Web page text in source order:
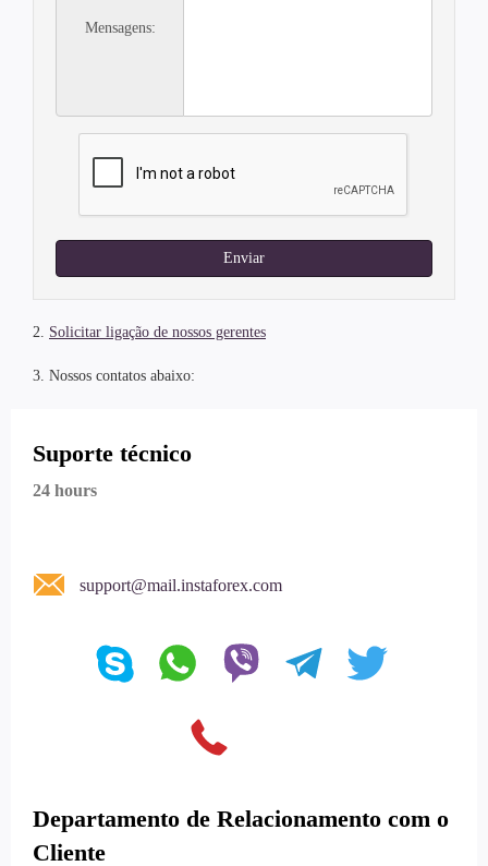
Mensagens:
Enviar
2. Solicitar ligação de nossos gerentes
3. Nossos contatos abaixo:
Suporte técnico
24 hours
support@mail.instaforex.com
Departamento de Relacionamento com o
Cliente